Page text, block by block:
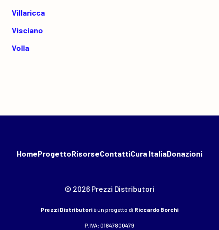
Villaricca
Visciano
Volla
HomeProgettoRisorseContattiCura ItaliaDonazioni
© 2026 Prezzi Distributori
Prezzi Distributori è un progetto di Riccardo Borchi
P.IVA: 01847800479